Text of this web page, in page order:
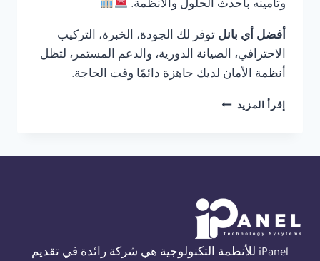
وتأمينه بأحدث الحلول والأنظمة.
أفضل أي بانل توفر لك الجودة، الخبرة، التركيب
الاحترافي، الصيانة الدورية، والدعم المستمر، لتظل
أنظمة الأمان لديك جاهزة دائمًا وقت الحاجة.
إقرأ المزيد توريد
01554305486
iPanel للأنظمة التكنولوجية هي شركة رائدة في تقديم